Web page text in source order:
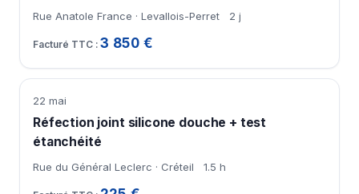
Rue Anatole France · Levallois-Perret 2 j
3 850 €
22 mai
Réfection joint silicone douche + test
étanchéité
Rue du Général Leclerc · Créteil 1.5 h